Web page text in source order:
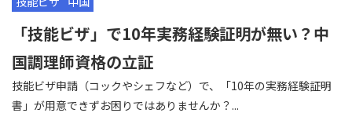
「技能ビザ」で10年実務経験証明が無い？中
国調理師資格の立証
技能ビザ申請（コックやシェフなど）で、「10年の実務経験証明
書」が用意できずお困りではありませんか？...